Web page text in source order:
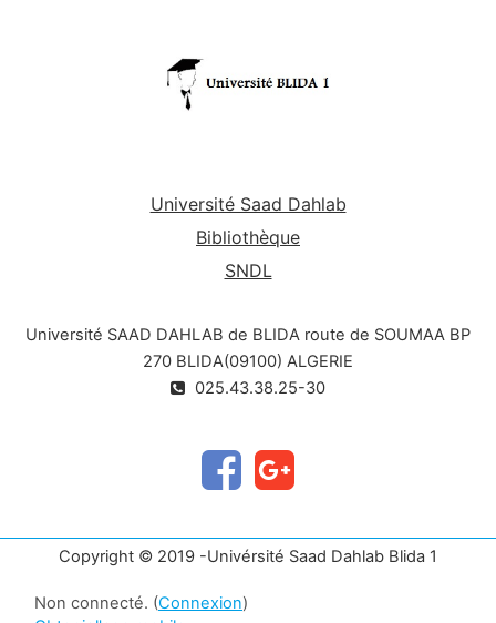
Université Saad Dahlab
Bibliothèque
SNDL
Université SAAD DAHLAB de BLIDA route de SOUMAA BP
270 BLIDA(09100) ALGERIE
025.43.38.25-30
Copyright © 2019 -Univérsité Saad Dahlab Blida 1
Non connecté. (Connexion)